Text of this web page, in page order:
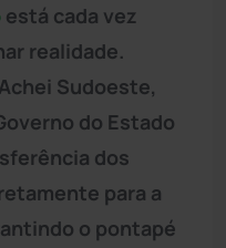
está cada vez
realidade.
Sudoeste,
do Estado
dos
para a
o pontapé